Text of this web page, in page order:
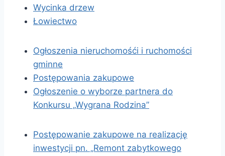
Wycinka drzew
Łowiectwo
Ogłoszenia nieruchomośći i ruchomości
gminne
Postępowania zakupowe
Ogłoszenie o wyborze partnera do
Konkursu „Wygrana Rodzina”
Postępowanie zakupowe na realizację
inwestycji pn. „Remont zabytkowego